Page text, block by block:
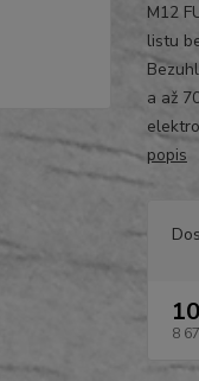
M12
listu
a až
popis
8